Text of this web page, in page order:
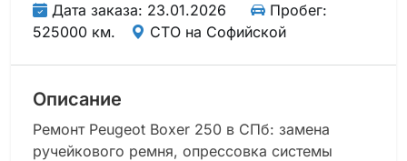
Дата заказа: 23.01.2026
Пробег:
525000 км.
СТО на Софийской
Описание
Ремонт Peugeot Boxer 250 в СПб: замена
ручейкового ремня, опрессовка системы